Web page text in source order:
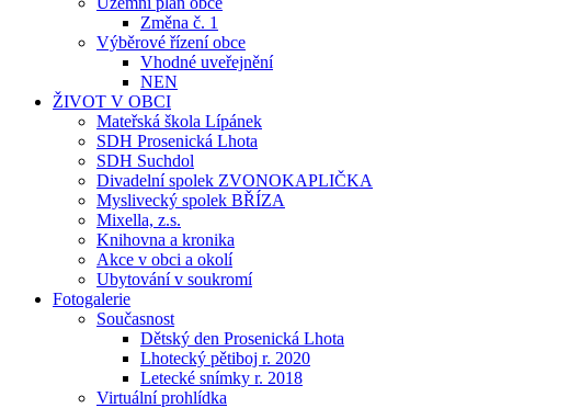
Změna č. 1
Výběrové řízení obce
Vhodné uveřejnění
NEN
ŽIVOT V OBCI
Mateřská škola Lípánek
SDH Prosenická Lhota
SDH Suchdol
Divadelní spolek ZVONOKAPLIČKA
Myslivecký spolek BŘÍZA
Mixella, z.s.
Knihovna a kronika
Akce v obci a okolí
Ubytování v soukromí
Fotogalerie
Současnost
Dětský den Prosenická Lhota
Lhotecký pětiboj r. 2020
Letecké snímky r. 2018
Virtuální prohlídka